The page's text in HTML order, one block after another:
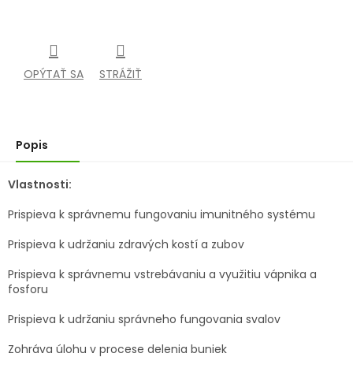
OPÝTAŤ SA STRÁŽIŤ
Popis
Vlastnosti:
Prispieva k správnemu fungovaniu imunitného systému
Prispieva k udržaniu zdravých kostí a zubov
Prispieva k správnemu vstrebávaniu a využitiu vápnika a
fosforu
Prispieva k udržaniu správneho fungovania svalov
Zohráva úlohu v procese delenia buniek